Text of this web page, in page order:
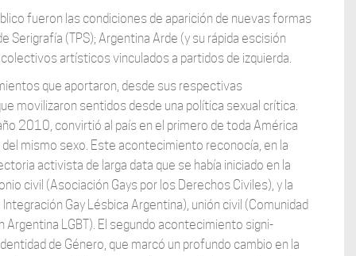
fueron las condiciones de aparición de nuevas formas
(TPS); Argentina Arde (y su rápida escisión
artísticos vinculados a partidos de izquierda.
que aportaron, desde sus respectivas
movilizaron sentidos desde una política sexual crítica.
2010, convirtió al país en el primero de toda América
mismo sexo. Este acontecimiento reconocía, en la
activista de larga data que se había iniciado en la
civil (Asociación Gays por los Derechos Civiles), y la
Gay Lésbica Argentina), unión civil (Comunidad
LGBT). El segundo acontecimiento signi-
de Género, que marcó un profundo cambio en la